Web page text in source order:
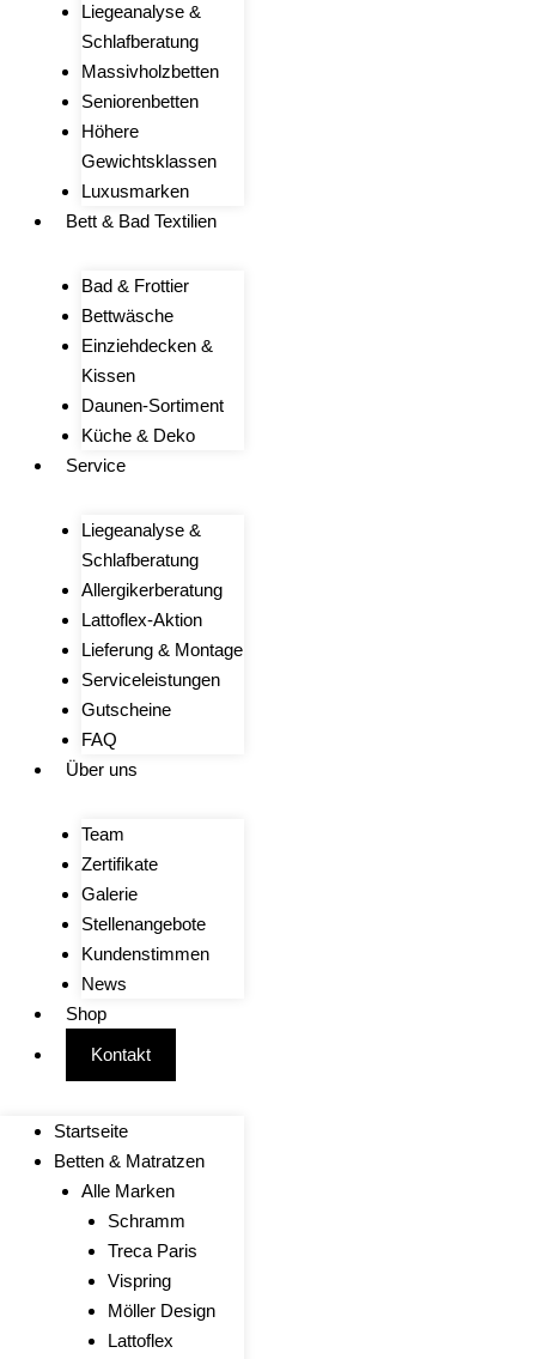
Liegeanalyse &
Schlafberatung
Massivholzbetten
Seniorenbetten
Höhere
Gewichtsklassen
Luxusmarken
Bett & Bad Textilien
Bad & Frottier
Bettwäsche
Einziehdecken &
Kissen
Daunen-Sortiment
Küche & Deko
Service
Liegeanalyse &
Schlafberatung
Allergikerberatung
Lattoflex-Aktion
Lieferung & Montage
Serviceleistungen
Gutscheine
FAQ
Über uns
Team
Zertifikate
Galerie
Stellenangebote
Kundenstimmen
News
Shop
Kontakt
Startseite
Betten & Matratzen
Alle Marken
Schramm
Treca Paris
Vispring
Möller Design
Lattoflex